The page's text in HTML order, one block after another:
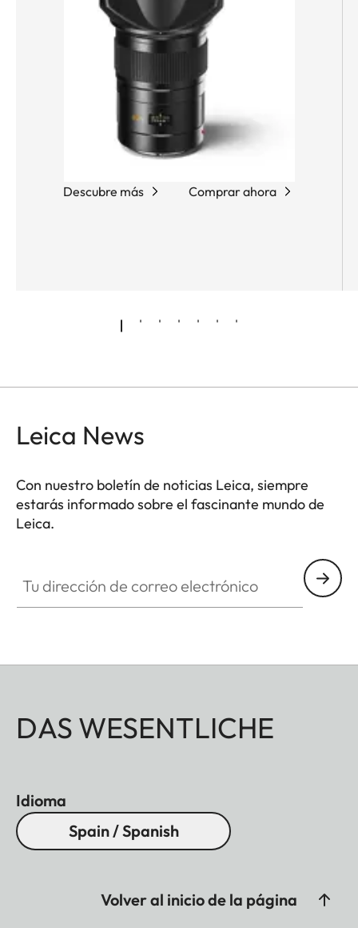
Descubre más Comprar ahora
Leica News
Con nuestro boletín de noticias Leica, siempre
estarás informado sobre el fascinante mundo de
Leica.
DAS WESENTLICHE
Idioma
Spain / Spanish
Volver al inicio de la página